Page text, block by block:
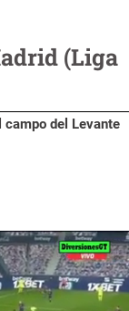
(Liga
campo del Levante